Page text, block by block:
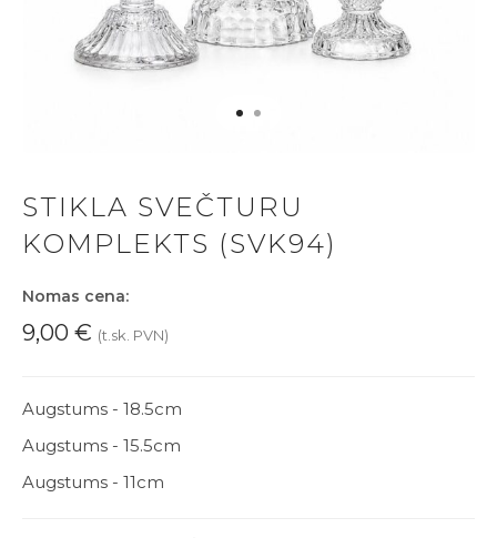
STIKLA SVEČTURU
KOMPLEKTS (SVK94)
Nomas cena:
9,00 € (t.sk. PVN)
Augstums - 18.5cm
Augstums - 15.5cm
Augstums - 11cm